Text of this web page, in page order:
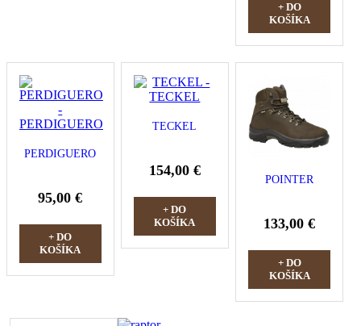
+ DO
KOŠÍKA
PERDIGUERO
95,00 €
+ DO
KOŠÍKA
TECKEL
154,00 €
+ DO
KOŠÍKA
POINTER
133,00 €
+ DO
KOŠÍKA